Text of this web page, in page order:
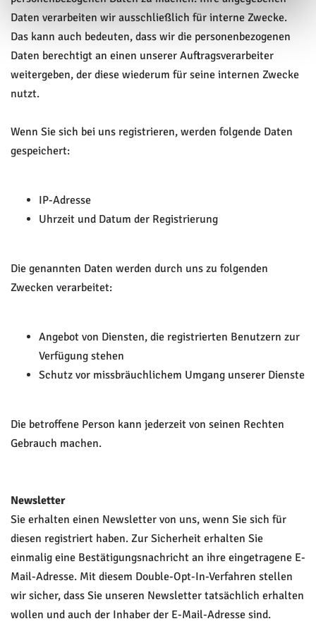
Daten verarbeiten wir ausschließlich für interne Zwecke.
Das kann auch bedeuten, dass wir die personenbezogenen
Daten berechtigt an einen unserer Auftragsverarbeiter
weitergeben, der diese wiederum für seine internen Zwecke
nutzt.
Wenn Sie sich bei uns registrieren, werden folgende Daten
gespeichert:
IP-Adresse
Uhrzeit und Datum der Registrierung
Die genannten Daten werden durch uns zu folgenden
Zwecken verarbeitet:
Angebot von Diensten, die registrierten Benutzern zur
Verfügung stehen
Schutz vor missbräuchlichem Umgang unserer Dienste
Die betroffene Person kann jederzeit von seinen Rechten
Gebrauch machen.
Newsletter
Sie erhalten einen Newsletter von uns, wenn Sie sich für
diesen registriert haben. Zur Sicherheit erhalten Sie
einmalig eine Bestätigungsnachricht an ihre eingetragene E-
Mail-Adresse. Mit diesem Double-Opt-In-Verfahren stellen
wir sicher, dass Sie unseren Newsletter tatsächlich erhalten
wollen und auch der Inhaber der E-Mail-Adresse sind.